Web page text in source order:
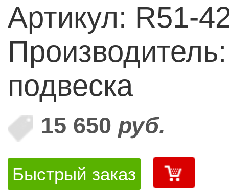
Артикул: R51-
подвеска
15 650 руб.
Быстрый заказ